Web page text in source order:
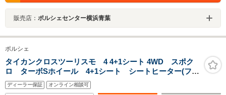
販売店： ポルシェセンター横浜青葉
ポルシェ
タイカンクロスツーリスモ 4 4+1シート 4WD スポク
ロ ターボSホイール 4+1シート シートヒーター(フロ
ント) エレクトリックスポーツサウンド プライバシー
ガラス
ディーラー保証 オンライン相談可